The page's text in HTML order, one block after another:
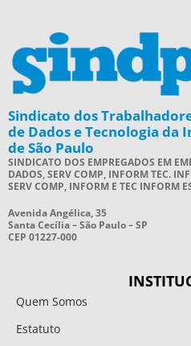
Sindicato dos
de Dados e Tecnologia da
de São Paulo
SINDICATO DOS EMPREGADOS EM
DADOS, SERV COMP, INFORM TEC.
SERV COMP, INFORM E TEC INFORM
Avenida Angélica, 35
Santa Cecília – São Paulo – SP
CEP 01227-000
Quem Somos
Estatuto